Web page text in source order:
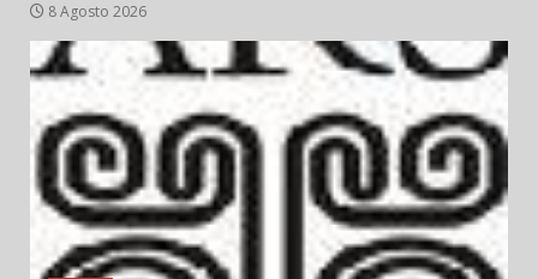
8 Agosto 2026